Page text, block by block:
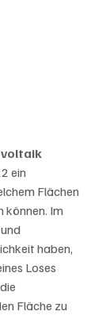
ein
Flächen
Im
haben,
Loses
Fläche zu